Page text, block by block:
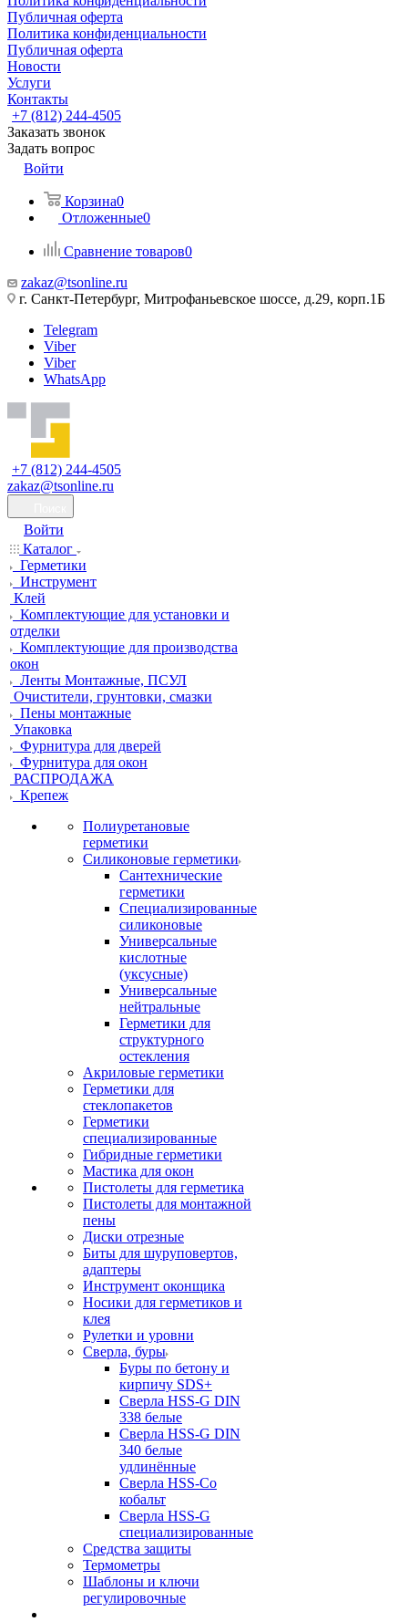
Публичная оферта
Политика конфиденциальности
Публичная оферта
Новости
Услуги
Контакты
+7 (812) 244-4505
Заказать звонок
Задать вопрос
Войти
Корзина0
Отложенные0
Сравнение товаров0
zakaz@tsonline.ru
г. Санкт-Петербург, Митрофаньевское шоссе, д.29, корп.1Б
Telegram
Viber
Viber
WhatsApp
+7 (812) 244-4505
zakaz@tsonline.ru
Войти
Каталог
Герметики
Инструмент
Клей
Комплектующие для установки и
отделки
Комплектующие для производства
окон
Ленты Монтажные, ПСУЛ
Очистители, грунтовки, смазки
Пены монтажные
Упаковка
Фурнитура для дверей
Фурнитура для окон
РАСПРОДАЖА
Крепеж
Полиуретановые
герметики
Силиконовые герметики
Сантехнические
герметики
Специализированные
силиконовые
Универсальные
кислотные
(уксусные)
Универсальные
нейтральные
Герметики для
структурного
остекления
Акриловые герметики
Герметики для
стеклопакетов
Герметики
специализированные
Гибридные герметики
Мастика для окон
Пистолеты для герметика
Пистолеты для монтажной
пены
Диски отрезные
Биты для шуруповертов,
адаптеры
Инструмент оконщика
Носики для герметиков и
клея
Рулетки и уровни
Сверла, буры
Буры по бетону и
кирпичу SDS+
Сверла HSS-G DIN
338 белые
Сверла HSS-G DIN
340 белые
удлинённые
Сверла HSS-Co
кобальт
Сверла HSS-G
специализированные
Средства защиты
Термометры
Шаблоны и ключи
регулировочные